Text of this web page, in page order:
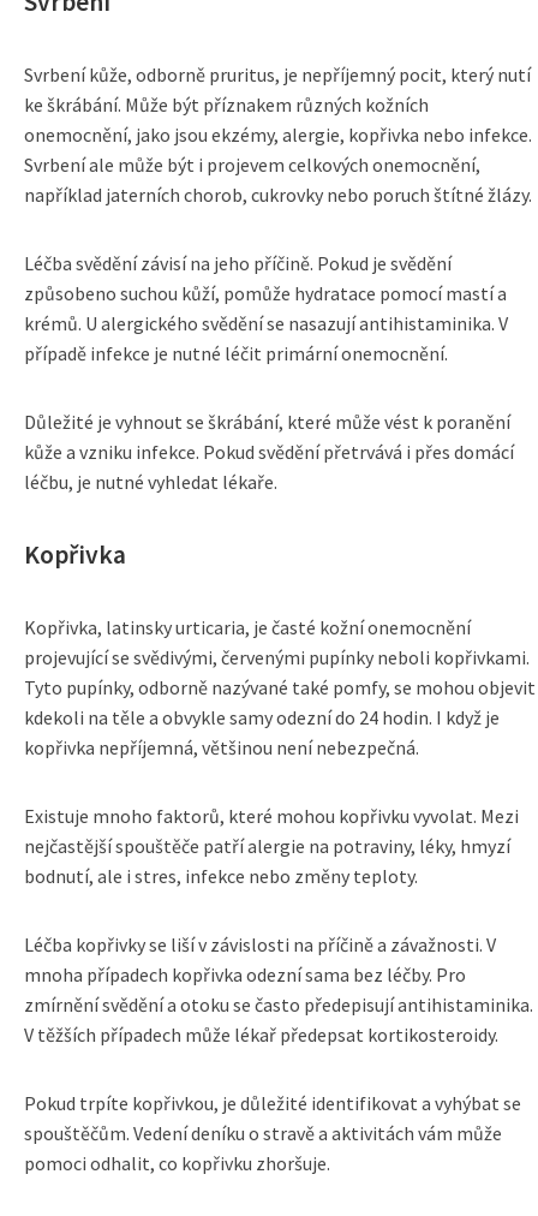
Svrbení kůže, odborně pruritus, je nepříjemný pocit, který nutí
ke škrábání. Může být příznakem různých kožních
onemocnění, jako jsou ekzémy, alergie, kopřivka nebo infekce.
Svrbení ale může být i projevem celkových onemocnění,
například jaterních chorob, cukrovky nebo poruch štítné žlázy.
Léčba svědění závisí na jeho příčině. Pokud je svědění
způsobeno suchou kůží, pomůže hydratace pomocí mastí a
krémů. U alergického svědění se nasazují antihistaminika. V
případě infekce je nutné léčit primární onemocnění.
Důležité je vyhnout se škrábání, které může vést k poranění
kůže a vzniku infekce. Pokud svědění přetrvává i přes domácí
léčbu, je nutné vyhledat lékaře.
Kopřivka
Kopřivka, latinsky urticaria, je časté kožní onemocnění
projevující se svědivými, červenými pupínky neboli kopřivkami.
Tyto pupínky, odborně nazývané také pomfy, se mohou objevit
kdekoli na těle a obvykle samy odezní do 24 hodin. I když je
kopřivka nepříjemná, většinou není nebezpečná.
Existuje mnoho faktorů, které mohou kopřivku vyvolat. Mezi
nejčastější spouštěče patří alergie na potraviny, léky, hmyzí
bodnutí, ale i stres, infekce nebo změny teploty.
Léčba kopřivky se liší v závislosti na příčině a závažnosti. V
mnoha případech kopřivka odezní sama bez léčby. Pro
zmírnění svědění a otoku se často předepisují antihistaminika.
V těžších případech může lékař předepsat kortikosteroidy.
Pokud trpíte kopřivkou, je důležité identifikovat a vyhýbat se
spouštěčům. Vedení deníku o stravě a aktivitách vám může
pomoci odhalit, co kopřivku zhoršuje.